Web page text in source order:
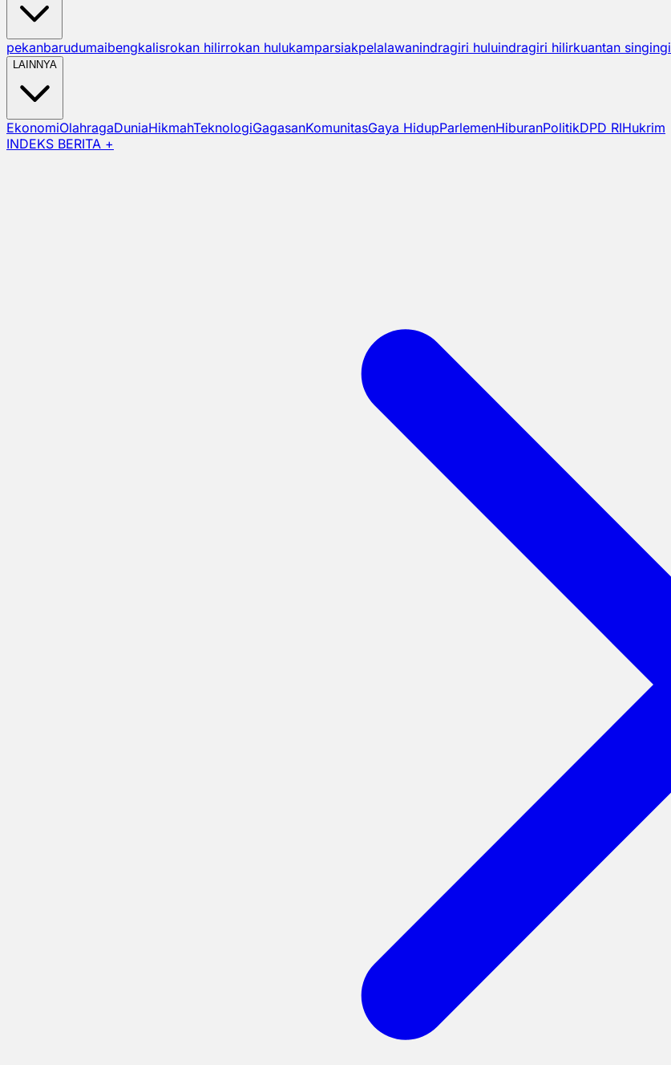
pekanbarudumaibengkalisrokan hilirrokan hulukamparsiakpelalawanindragiri huluindragiri hilirkuantan singingi
LAINNYA
EkonomiOlahragaDuniaHikmahTeknologiGagasanKomunitasGaya HidupParlemenHiburanPolitikDPD RIHukrim
INDEKS BERITA +